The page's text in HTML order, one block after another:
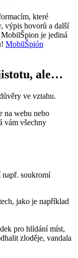
které
výpis hovorů a další
je jediná
MobilŠpión
ale…
ve vztahu.
na webu nebo
vám všechny
soukromí
jako je například
pro hlídání míst,
zloděje, vandala